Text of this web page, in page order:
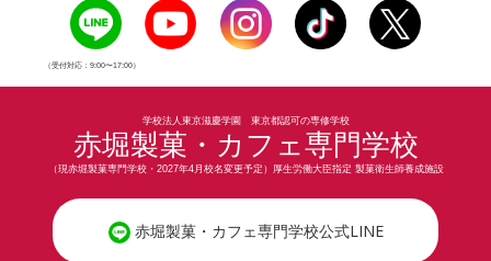
（受付対応：9:00〜17:00）
学校法人東京滋慶学園 東京都認可の専修学校
赤堀製菓・カフェ専門学校
（現赤堀製菓専門学校・2027年4月校名変更予定）厚生労働大臣指定 製菓衛生師養成施設
赤堀製菓・カフェ専門学校公式LINE